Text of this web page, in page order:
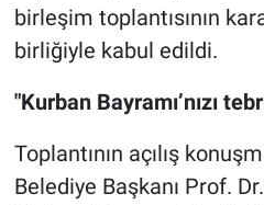
birleşim toplantısının
birliğiyle kabul edildi.
"Kurban Bayramı’nızı
Toplantının açılış
Belediye Başkanı Prof.